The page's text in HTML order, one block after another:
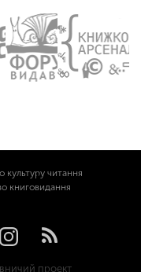
культуру читання
книговидання
проект